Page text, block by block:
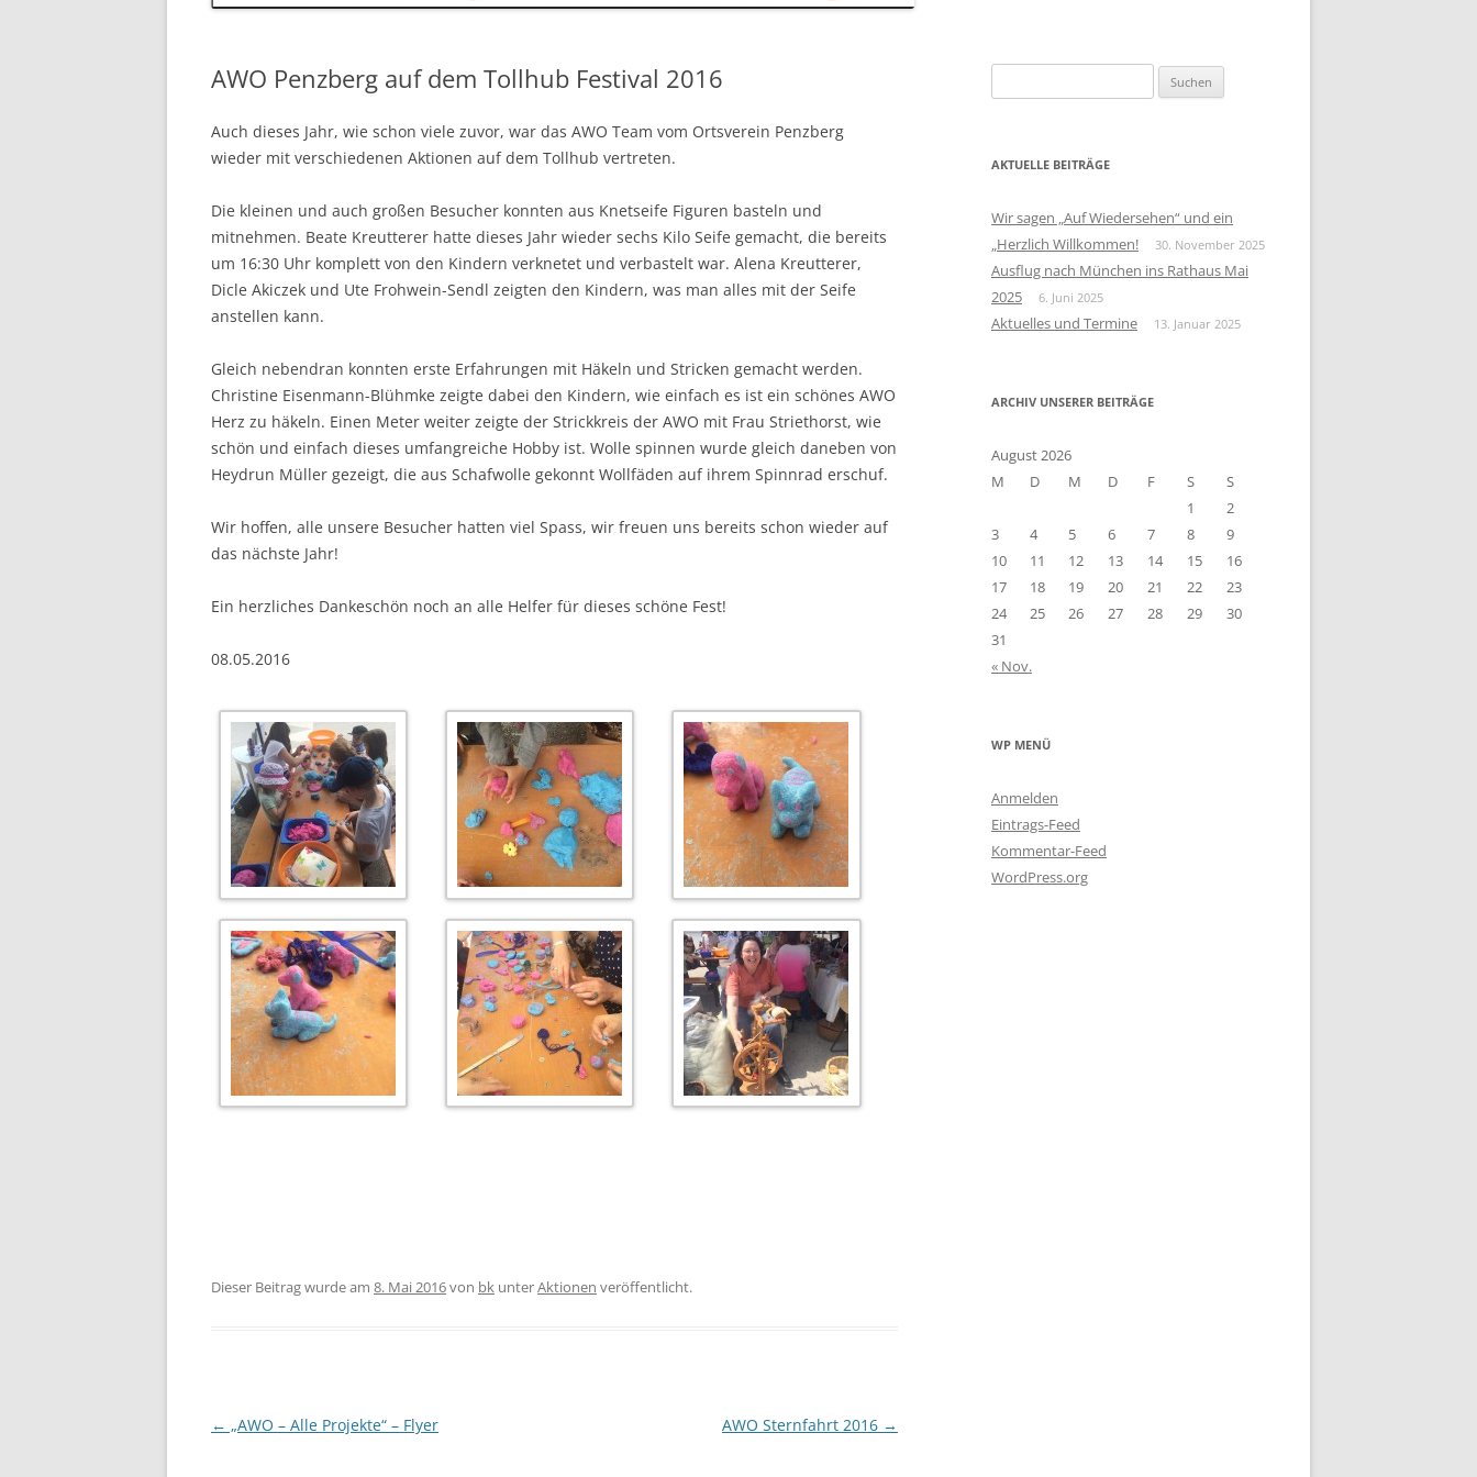
AWO Penzberg auf dem Tollhub Festival 2016
Auch dieses Jahr, wie schon viele zuvor, war das AWO Team vom Ortsverein Penzberg
wieder mit verschiedenen Aktionen auf dem Tollhub vertreten.
Die kleinen und auch großen Besucher konnten aus Knetseife Figuren basteln und
mitnehmen. Beate Kreutterer hatte dieses Jahr wieder sechs Kilo Seife gemacht, die bereits
um 16:30 Uhr komplett von den Kindern verknetet und verbastelt war. Alena Kreutterer,
Dicle Akiczek und Ute Frohwein-Sendl zeigten den Kindern, was man alles mit der Seife
anstellen kann.
Gleich nebendran konnten erste Erfahrungen mit Häkeln und Stricken gemacht werden.
Christine Eisenmann-Blühmke zeigte dabei den Kindern, wie einfach es ist ein schönes AWO
Herz zu häkeln. Einen Meter weiter zeigte der Strickkreis der AWO mit Frau Striethorst, wie
schön und einfach dieses umfangreiche Hobby ist. Wolle spinnen wurde gleich daneben von
Heydrun Müller gezeigt, die aus Schafwolle gekonnt Wollfäden auf ihrem Spinnrad erschuf.
Wir hoffen, alle unsere Besucher hatten viel Spass, wir freuen uns bereits schon wieder auf
das nächste Jahr!
Ein herzliches Dankeschön noch an alle Helfer für dieses schöne Fest!
08.05.2016
Dieser Beitrag wurde am 8. Mai 2016von bk unterAktionen veröffentlicht.
Beitragsnavigation
← „AWO – Alle Projekte“ – Flyer AWO Sternfahrt 2016 →
u
h
n
n
a
c
h
AKTUELLE BEITRÄGE
Wir sagen „Auf Wiedersehen“ und ein
„Herzlich Willkommen!
30. November 2025
Ausflug nach München ins Rathaus Mai
2025
6. Juni 2025
Aktuelles und Termine 13. Januar 2025
ARCHIV UNSERER BEITRÄGE
August 2026
M
D M D F S
S
1
2
3
4 5 6 7 8
9
10
11 12 13 14 15
16
17
18 19 20 21 22
23
24
25 26 27 28 29
30
31
« Nov.
WP MENÜ
Anmelden
Eintrags-Feed
Kommentar-Feed
WordPress.org